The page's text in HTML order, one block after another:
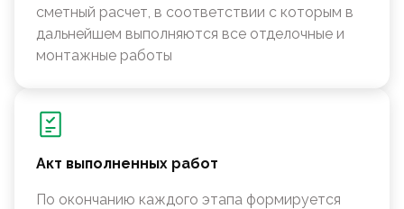
сметный расчет, в соответствии с которым в
дальнейшем выполняются все отделочные и
монтажные работы
Акт выполненных работ
По окончанию каждого этапа формируется